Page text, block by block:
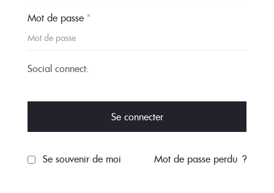
Mot de passe *
Social connect:
Se connecter
Se souvenir de moi Mot de passe perdu ?